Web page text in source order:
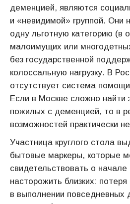
деменцией, являются
и «невидимой» группой. Они
одну льготную категорию (в
малоимущих или
без государственной
колоссальную нагрузку. В
отсутствует система
Если в Москве сложно найти
пожилых с деменцией, то в
возможностей практически
Участница круглого стола
бытовые маркеры, которые
свидетельствовать о
насторожить близких:
в выполнении повседневных